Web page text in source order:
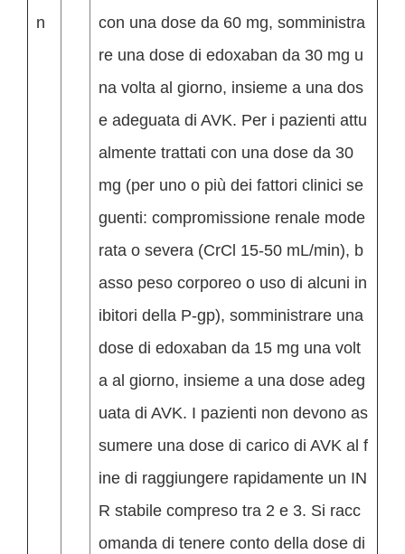
n
con una dose da 60 mg, somministra
re una dose di edoxaban da 30 mg u
na volta al giorno, insieme a una dos
e adeguata di AVK. Per i pazienti attu
almente trattati con una dose da 30
mg (per uno o più dei fattori clinici se
guenti: compromissione renale mode
rata o severa (CrCl 15-50 mL/min), b
asso peso corporeo o uso di alcuni in
ibitori della P-gp), somministrare una
dose di edoxaban da 15 mg una volt
a al giorno, insieme a una dose adeg
uata di AVK. I pazienti non devono as
sumere una dose di carico di AVK al f
ine di raggiungere rapidamente un IN
R stabile compreso tra 2 e 3. Si racc
omanda di tenere conto della dose di